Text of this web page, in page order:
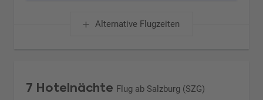
Alternative Flugzeiten
7 Hotelnächte Flug ab Salzburg (SZG)